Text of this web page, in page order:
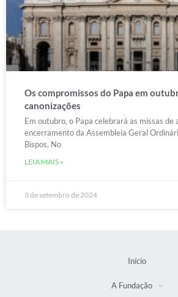
Os compromissos do Papa em
canonizações
Em outubro, o Papa celebrará as missas de
encerramento da Assembleia Geral
Bispos. No
LEIA MAIS »
3 de setembro de 2024
Início
A Fundação